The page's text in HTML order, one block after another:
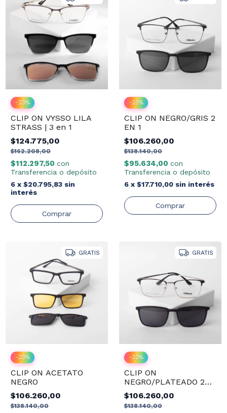
-23%
CLIP ON VYSSO LILA
STRASS | 3 en 1
$124.775,00
$162.208,00
$112.297,50 con
Transferencia o depósito
6 x $20.795,83 sin
interés
-23%
CLIP ON NEGRO/GRIS 2
EN 1
$106.260,00
$138.140,00
$95.634,00 con
Transferencia o depósito
6 x $17.710,00 sin interés
GRATIS
-23%
CLIP ON ACETATO
NEGRO
$106.260,00
$138.140,00
GRATIS
-23%
CLIP ON
NEGRO/PLATEADO 2
EN 1
$106.260,00
$138.140,00